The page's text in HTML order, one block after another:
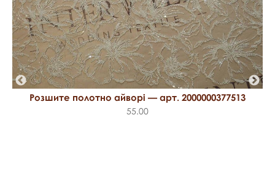
Розшите полотно айворі — арт. 2000000377513
55.00